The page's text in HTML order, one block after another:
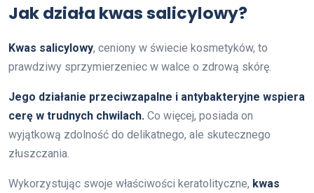
Jak działa kwas salicylowy?
Kwas salicylowy, ceniony w świecie kosmetyków, to
prawdziwy sprzymierzeniec w walce o zdrową skórę.
Jego działanie przeciwzapalne i antybakteryjne wspiera
cerę w trudnych chwilach. Co więcej, posiada on
wyjątkową zdolność do delikatnego, ale skutecznego
złuszczania.
Wykorzystując swoje właściwości keratolityczne, kwas